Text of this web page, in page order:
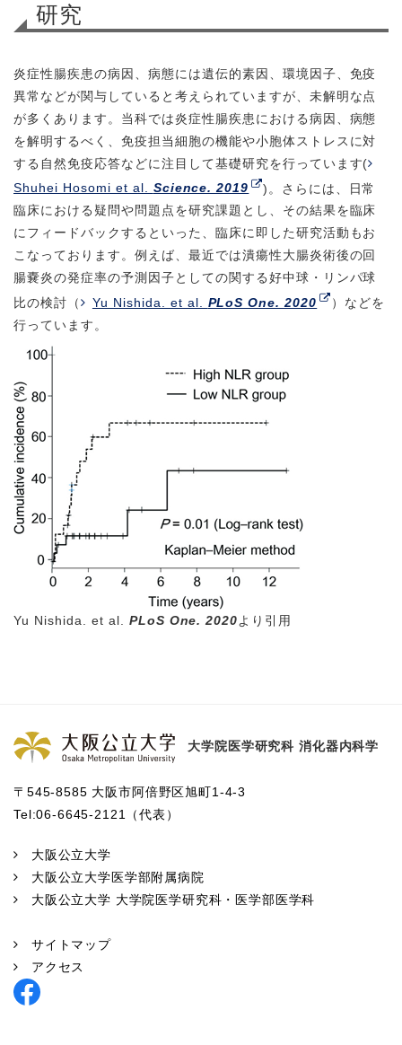
研究
炎症性腸疾患の病因、病態には遺伝的素因、環境因子、免疫
異常などが関与していると考えられていますが、未解明な点
が多くあります。当科では炎症性腸疾患における病因、病態
を解明するべく、免疫担当細胞の機能や小胞体ストレスに対
する自然免疫応答などに注目して基礎研究を行っています(
Shuhei Hosomi et al. Science. 2019
)。さらには、日常
臨床における疑問や問題点を研究課題とし、その結果を臨床
にフィードバックするといった、臨床に即した研究活動もお
こなっております。例えば、最近では潰瘍性大腸炎術後の回
腸嚢炎の発症率の予測因子としての関する好中球・リンパ球
比の検討（
Yu Nishida. et al. PLoS One. 2020
）などを
行っています。
Yu Nishida. et al. PLoS One. 2020より引用
大学院医学研究科 消化器内科学
〒545-8585 大阪市阿倍野区旭町1-4-3
Tel:06-6645-2121（代表）
大阪公立大学
大阪公立大学医学部附属病院
大阪公立大学 大学院医学研究科・医学部医学科
サイトマップ
アクセス